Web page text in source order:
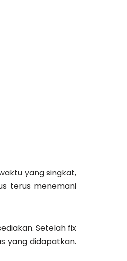
yang singkat,
terus menemani
Setelah fix
yang didapatkan.